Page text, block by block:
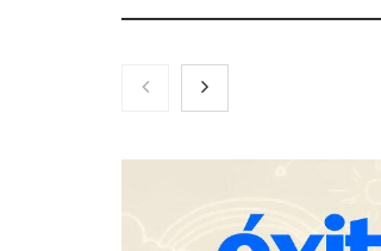
COMPALISS de LYSOTRIC: cuando
un solo producto multiplica las